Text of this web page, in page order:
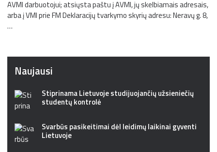
AVMI darbuotojui; atsiųsta paštu į AVMI, jų skelbiamais adresais,
arba į VMI prie FM Deklaracijų tvarkymo skyrių adresu: Neravų g. 8,
…
Naujausi
Stiprinama Lietuvoje studijuojančių užsieniečių
studentų kontrolė
Svarbūs pasikeitimai dėl leidimų laikinai gyventi
Lietuvoje